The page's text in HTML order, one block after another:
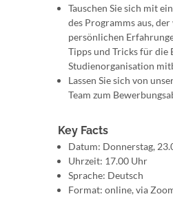
Tauschen Sie sich mit
des Programms aus, der
persönlichen
Tipps und Tricks für die
Studienorganisation
Lassen Sie sich von
Team zum
Key Facts
Datum: Donnerstag,
Uhrzeit: 17.00 Uhr
Sprache: Deutsch
Format: online, via